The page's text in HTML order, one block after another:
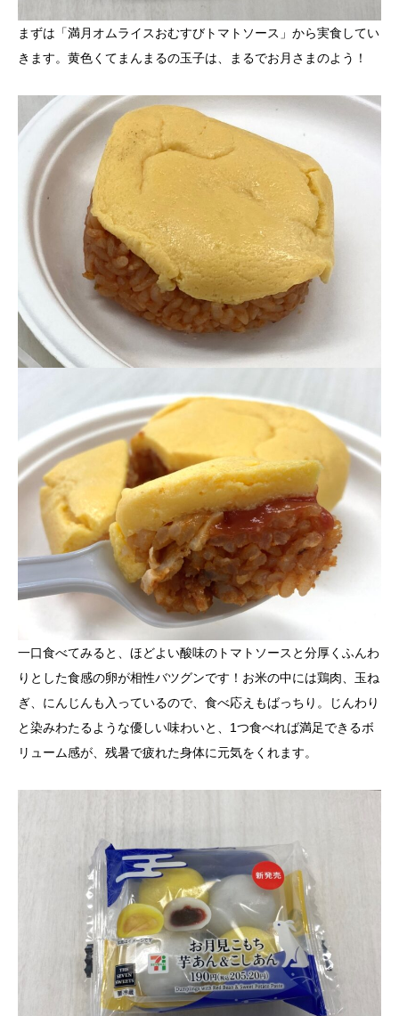
まずは「満月オムライスおむすびトマトソース」から実食してい
きます。黄色くてまんまるの玉子は、まるでお月さまのよう！
一口食べてみると、ほどよい酸味のトマトソースと分厚くふんわ
りとした食感の卵が相性バツグンです！お米の中には鶏肉、玉ね
ぎ、にんじんも入っているので、食べ応えもばっちり。じんわり
と染みわたるような優しい味わいと、1つ食べれば満足できるボ
リューム感が、残暑で疲れた身体に元気をくれます。